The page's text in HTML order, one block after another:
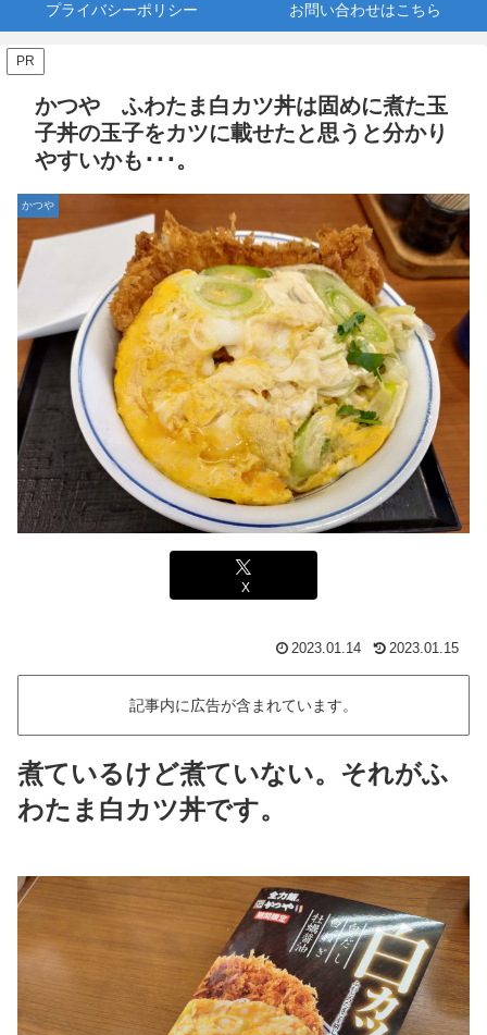
プライバシーポリシー お問い合わせはこちら
PR
かつや ふわたま白カツ丼は固めに煮た玉
子丼の玉子をカツに載せたと思うと分かり
やすいかも･･･。
かつや
X
2023.01.14 2023.01.15
記事内に広告が含まれています。
煮ているけど煮ていない。それがふ
わたま白カツ丼です。